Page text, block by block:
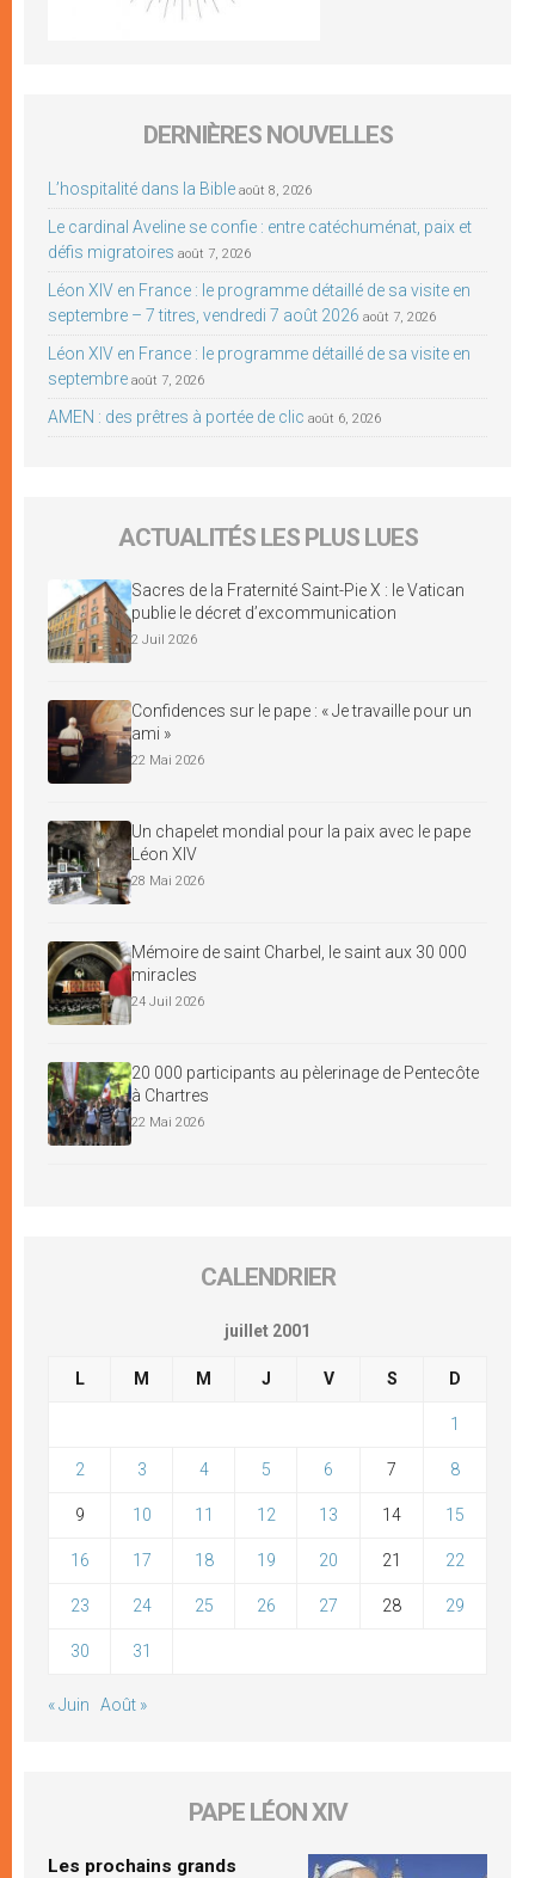
DERNIÈRES NOUVELLES
L’hospitalité dans la Bible août 8, 2026
Le cardinal Aveline se confie : entre catéchuménat, paix et
défis migratoires août 7, 2026
Léon XIV en France : le programme détaillé de sa visite en
septembre – 7 titres, vendredi 7 août 2026 août 7, 2026
Léon XIV en France : le programme détaillé de sa visite en
septembre août 7, 2026
AMEN : des prêtres à portée de clic août 6, 2026
ACTUALITÉS LES PLUS LUES
Sacres de la Fraternité Saint-Pie X : le Vatican
publie le décret d’excommunication
2 Juil 2026
Confidences sur le pape : « Je travaille pour un
ami »
22 Mai 2026
Un chapelet mondial pour la paix avec le pape
Léon XIV
28 Mai 2026
Mémoire de saint Charbel, le saint aux 30 000
miracles
24 Juil 2026
20 000 participants au pèlerinage de Pentecôte
à Chartres
22 Mai 2026
CALENDRIER
juillet 2001
L M M J V S D
1
2 3 4 5 6 7 8
9 10 11 12 13 14 15
16 17 18 19 20 21 22
23 24 25 26 27 28 29
30 31
« Juin Août »
PAPE LÉON XIV
Les prochains grands